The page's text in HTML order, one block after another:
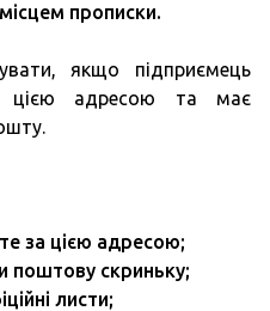
прописки.
якщо підприємець
цією адресою та має
за цією адресою;
поштову скриньку;
листи;